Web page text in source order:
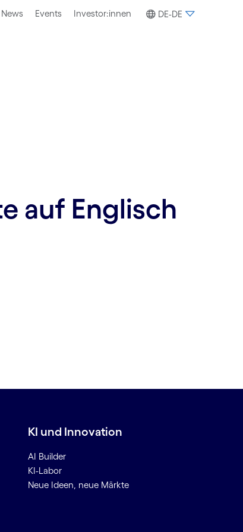
News Events Investor:innen DE-DE
auf Englisch
KI und Innovation
AI Builder
KI-Labor
Neue Ideen, neue Märkte